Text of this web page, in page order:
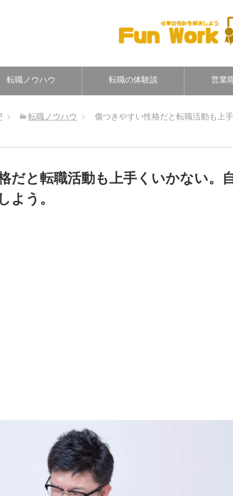
転職ノウハウ 転職の体験談 営業
転職ノウハウ 傷つきやすい性格だと転職活動も上
だと転職活動も上手くいかない。
よう。